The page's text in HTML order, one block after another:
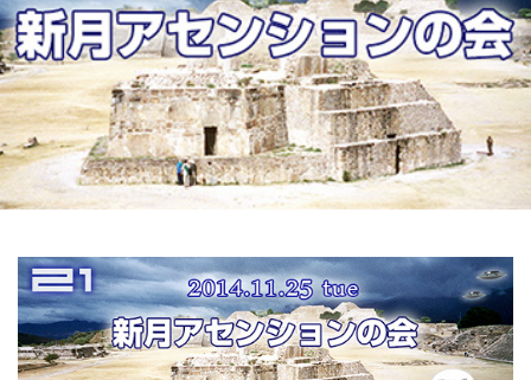
宇宙人
岐阜 引き寄せの法則
愛
断食
旅 沖縄 満月
石川県
祓い
覚醒の学校 農業
金沢市
鎮魂
非二元
検索